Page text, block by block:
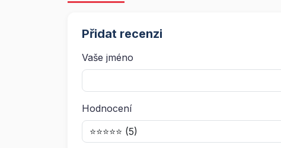
Přidat recenzi
Vaše jméno
Hodnocení